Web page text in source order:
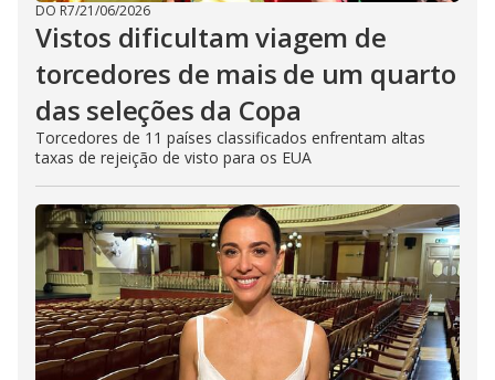
DO R7/21/06/2026
Vistos dificultam viagem de
torcedores de mais de um quarto
das seleções da Copa
Torcedores de 11 países classificados enfrentam altas
taxas de rejeição de visto para os EUA